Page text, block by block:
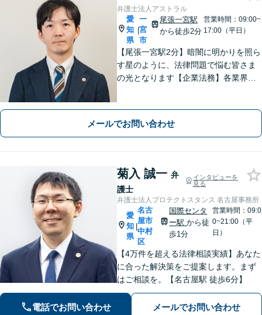
弁護士法人アストラル
愛
知
県
|
一
宮
市
尾張一宮駅
から徒歩2分
営業時間：09:00~
17:00（平日）
【尾張一宮駅2分】暗闇に明かりを照ら
す星のように、法律問題で悩む皆さま
の光となります【企業法務】各業界特
ーズにも対応【完全個室】
メールでお問い合わせ
菊入 誠一 弁
護士
インタビューを
見る
弁護士法人プロテクトスタンス 名古屋事務所
愛
知
県
|
名古
屋市
中村
区
国際センタ
ー駅から徒
歩1分
営業時間：09:0
0~21:00（平
日）
【4万件を超える法律相談実績】あなた
に合った解決策をご提案します。まず
はご相談を。【名古屋駅 徒歩6分】
電話でお問い合わせ メールでお問い合わせ